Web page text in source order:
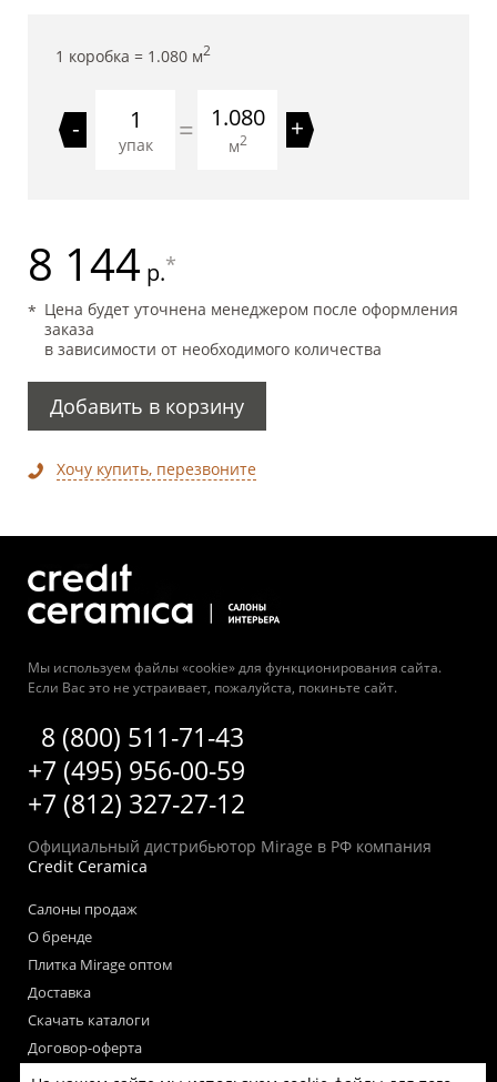
1 коробка = 1.080 м2
-
упак = 1.080
м2 +
8 144 р.*
Цена будет уточнена менеджером после оформления
заказа
в зависимости от необходимого количества
Добавить в корзину
Хочу купить, перезвоните
Мы используем файлы «cookie» для функционирования сайта.
Если Вас это не устраивает, пожалуйста, покиньте сайт.
8 (800) 511-71-43
+7 (495) 956-00-59
+7 (812) 327-27-12
Официальный дистрибьютор Mirage в РФ компания
Credit Ceramica
Салоны продаж
О бренде
Плитка Mirage оптом
Доставка
Скачать каталоги
Договор-оферта
Пользовательское соглашение